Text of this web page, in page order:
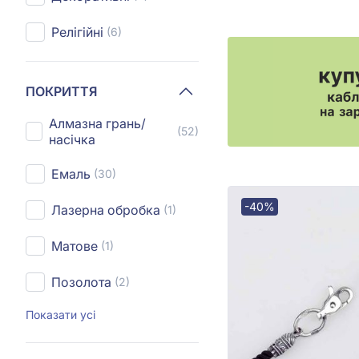
Релігійні (6)
ПОКРИТТЯ
Алмазна грань/
насічка
(52)
Емаль (30)
Лазерна обробка (1)
Матове (1)
Позолота (2)
Показати усі
-40%